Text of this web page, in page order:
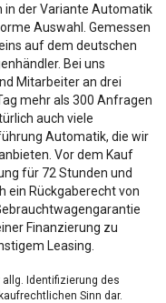
in der Variante Automatik
Auswahl. Gemessen
auf dem deutschen
Bei uns
Mitarbeiter an drei
mehr als 300 Anfragen
auch viele
Automatik, die wir
Vor dem Kauf
für 72 Stunden und
ein Rückgaberecht von
Finanzierung zu
Leasing.
Identifizierung des
Sinn dar.